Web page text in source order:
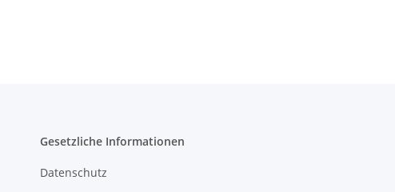
Gesetzliche Informationen
Datenschutz